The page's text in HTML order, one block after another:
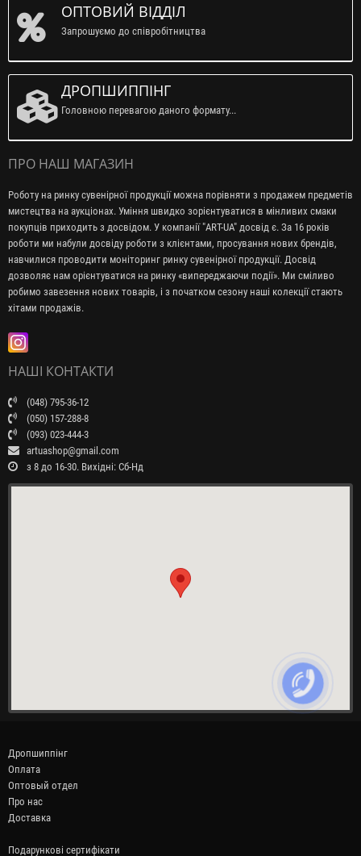
ОПТОВИЙ ВІДДІЛ
Запрошуємо до співробітництва
ДРОПШИППІНГ
Головною перевагою даного формату...
ПРО НАШ МАГАЗИН
Роботу на ринку сувенірної продукції можна порівняти з продажем предметів
мистецтва на аукціонах. Уміння швидко зорієнтуватися в мінливих смаки
покупців приходить з досвідом. У компанії "ART-UA" досвід є. За 16 років
роботи ми набули досвіду роботи з клієнтами, просування нових брендів,
навчилися проводити моніторинг ринку сувенірної продукції. Досвід
дозволяє нам орієнтуватися на ринку «випереджаючи події». Ми сміливо
робимо завезення нових товарів, і з початком сезону наші колекції стають
хітами продажів.
НАШІ КОНТАКТИ
(048) 795-36-12
(050) 157-288-8
(093) 023-444-3
artuashop@gmail.com
з 8 до 16-30. Вихідні: Сб-Нд
Дропшиппінг
Оплата
Оптовый отдел
Про нас
Доставка
Подарункові сертифікати